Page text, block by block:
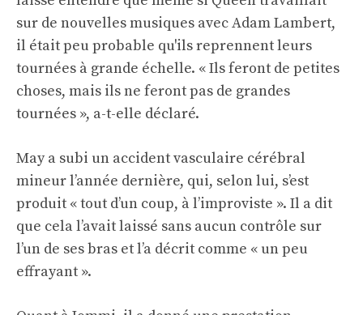
sur de nouvelles musiques avec Adam Lambert,
il était peu probable qu'ils reprennent leurs
tournées à grande échelle. « Ils feront de petites
choses, mais ils ne feront pas de grandes
tournées », a-t-elle déclaré.
May a subi un accident vasculaire cérébral
mineur l’année dernière, qui, selon lui, s’est
produit « tout d’un coup, à l’improviste ». Il a dit
que cela l’avait laissé sans aucun contrôle sur
l’un de ses bras et l’a décrit comme « un peu
effrayant ».